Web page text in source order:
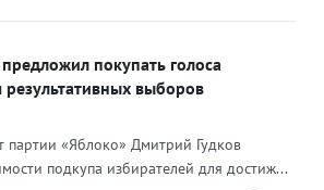
покупать голоса
результативных выборов
партии «Яблоко» Дмитрий Гудков
подкупа избирателей для достиж...